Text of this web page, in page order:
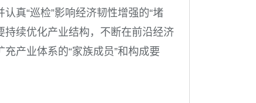
真“巡检”影响经济韧性增强的“堵
持续优化产业结构，不断在前沿经济
产业体系的“家族成员”和构成要